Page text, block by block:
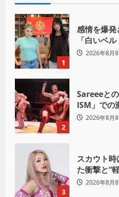
1
感情を爆
「白いベ
世界へ
2026年8月8
2
Sareeeと
ISM」での
2026年8月8
3
スカウト
た衝撃と“
ロレスへの
2026年8月8